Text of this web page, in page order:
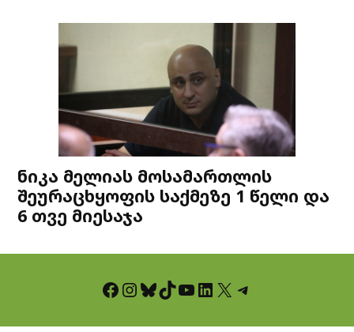
ნიკა მელიას მოსამართლის
შეურაცხყოფის საქმეზე 1 წელი და
6 თვე მიესაჯა
Facebook InstagramBluesky TikTok YouTube LinkedIn X Telegram